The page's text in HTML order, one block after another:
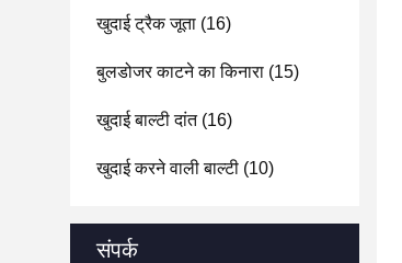
खुदाई ट्रैक जूता (16)
बुलडोजर काटने का किनारा (15)
खुदाई बाल्टी दांत(16)
खुदाई करने वाली बाल्टी (10)
संपर्क